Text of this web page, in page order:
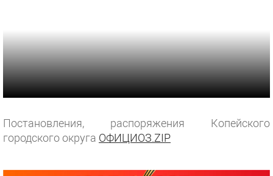
Постановления, распоряжения Копейского
городского округа ОФИЦИОЗ.ZIP